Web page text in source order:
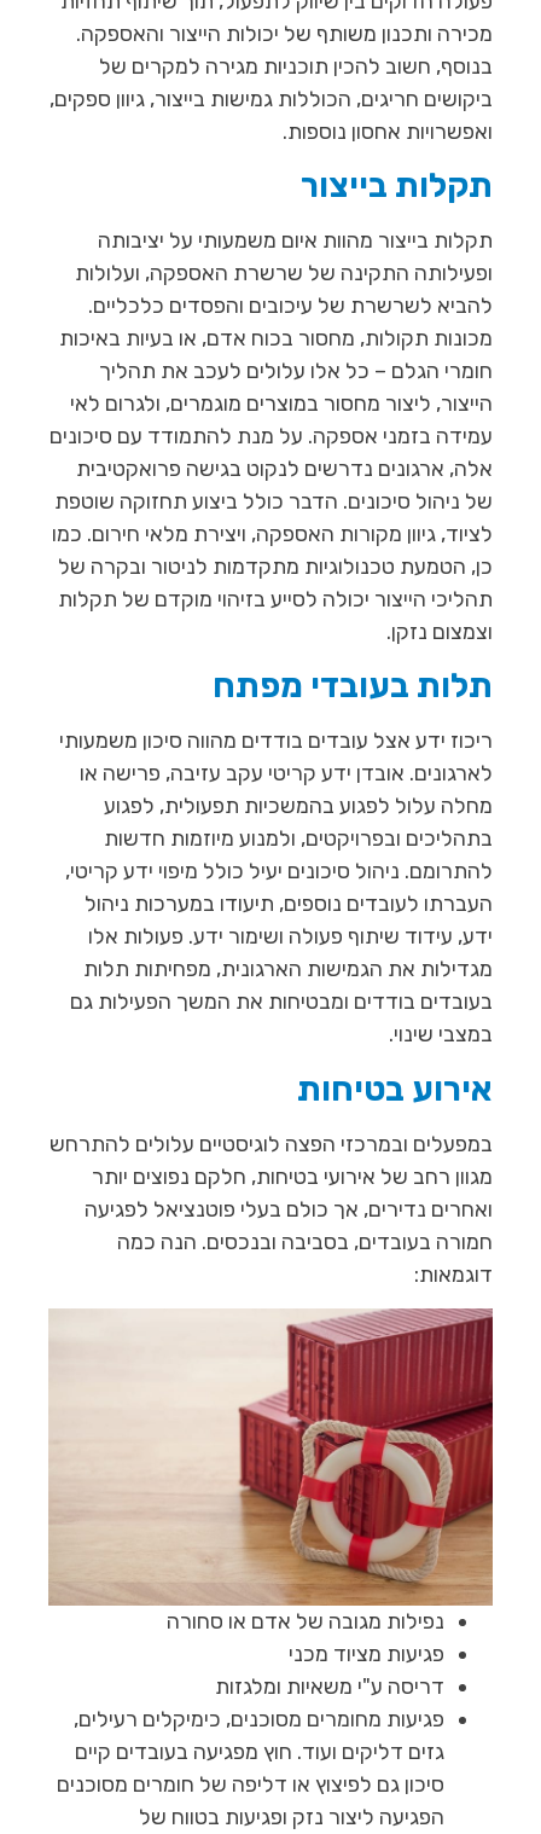
מכירה ותכנון משותף של יכולות הייצור והאספקה.
בנוסף, חשוב להכין תוכניות מגירה למקרים של
ביקושים חריגים, הכוללות גמישות בייצור, גיוון ספקים,
ואפשרויות אחסון נוספות.
תקלות בייצור
תקלות בייצור מהוות איום משמעותי על יציבותה
ופעילותה התקינה של שרשרת האספקה, ועלולות
להביא לשרשרת של עיכובים והפסדים כלכליים.
מכונות תקולות, מחסור בכוח אדם, או בעיות באיכות
חומרי הגלם – כל אלו עלולים לעכב את תהליך
הייצור, ליצור מחסור במוצרים מוגמרים, ולגרום לאי
עמידה בזמני אספקה. על מנת להתמודד עם סיכונים
אלה, ארגונים נדרשים לנקוט בגישה פרואקטיבית
של ניהול סיכונים. הדבר כולל ביצוע תחזוקה שוטפת
לציוד, גיוון מקורות האספקה, ויצירת מלאי חירום. כמו
כן, הטמעת טכנולוגיות מתקדמות לניטור ובקרה של
תהליכי הייצור יכולה לסייע בזיהוי מוקדם של תקלות
וצמצום נזקן.
תלות בעובדי מפתח
ריכוז ידע אצל עובדים בודדים מהווה סיכון משמעותי
לארגונים. אובדן ידע קריטי עקב עזיבה, פרישה או
מחלה עלול לפגוע בהמשכיות תפעולית, לפגוע
בתהליכים ובפרויקטים, ולמנוע מיוזמות חדשות
להתרומם. ניהול סיכונים יעיל כולל מיפוי ידע קריטי,
העברתו לעובדים נוספים, תיעודו במערכות ניהול
ידע, עידוד שיתוף פעולה ושימור ידע. פעולות אלו
מגדילות את הגמישות הארגונית, מפחיתות תלות
בעובדים בודדים ומבטיחות את המשך הפעילות גם
במצבי שינוי.
אירוע בטיחות
במפעלים ובמרכזי הפצה לוגיסטיים עלולים להתרחש
מגוון רחב של אירועי בטיחות, חלקם נפוצים יותר
ואחרים נדירים, אך כולם בעלי פוטנציאל לפגיעה
חמורה בעובדים, בסביבה ובנכסים. הנה כמה
דוגמאות:
נפילות מגובה של אדם או סחורה
פגיעות מציוד מכני
דריסה ע"י משאיות ומלגזות
פגיעות מחומרים מסוכנים, כימיקלים רעילים,
גזים דליקים ועוד. חוץ מפגיעה בעובדים קיים
סיכון גם לפיצוץ או דליפה של חומרים מסוכנים
הפגיעה ליצור נזק ופגיעות בטווח של